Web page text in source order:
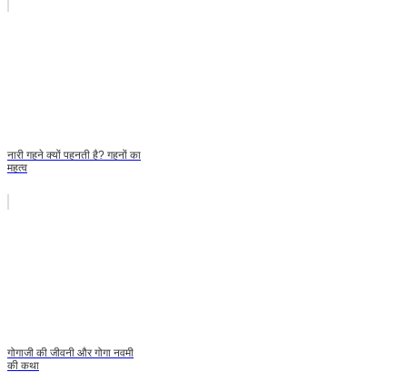
नारी गहने क्यों पहनती है? गहनों का
महत्व
गोगाजी की जीवनी और गोगा नवमी
की कथा